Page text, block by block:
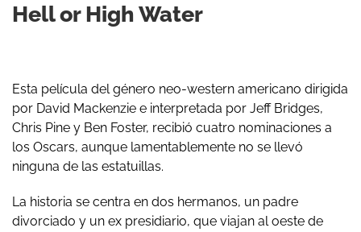
Hell or High Water
Esta película del género neo-western americano dirigida
por David Mackenzie e interpretada por Jeff Bridges,
Chris Pine y Ben Foster, recibió cuatro nominaciones a
los Oscars, aunque lamentablemente no se llevó
ninguna de las estatuillas.
La historia se centra en dos hermanos, un padre
divorciado y un ex presidiario, que viajan al oeste de